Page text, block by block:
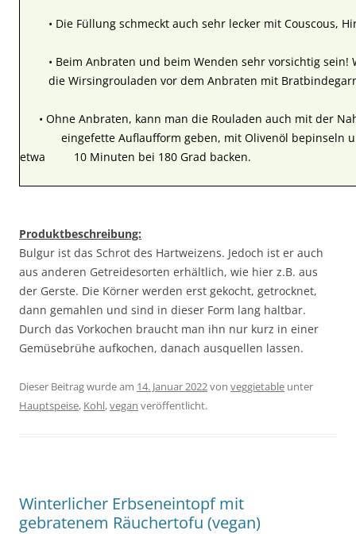
• Die Füllung schmeckt auch sehr lecker mit Couscous,
• Beim Anbraten und beim Wenden sehr vorsichtig
die Wirsingrouladen vor dem Anbraten mit
• Ohne Anbraten, kann man die Rouladen auch mit
eingefette Auflaufform geben, mit Olivenöl bepinseln
etwa 10 Minuten bei 180 Grad backen.
Produktbeschreibung:
Bulgur ist das Schrot des Hartweizens. Jedoch ist er auch
aus anderen Getreidesorten erhältlich, wie hier z.B. aus
der Gerste. Die Körner werden erst gekocht, getrocknet,
dann gemahlen und sind in dieser Form lang haltbar.
Durch das Vorkochen braucht man ihn nur kurz in einer
Gemüsebrühe aufkochen, danach ausquellen lassen.
Dieser Beitrag wurde am 14. Januar 2022von veggietable unter
Hauptspeise, Kohl,vegan veröffentlicht.
Winterlicher Erbseneintopf mit
gebratenem Räuchertofu (vegan)